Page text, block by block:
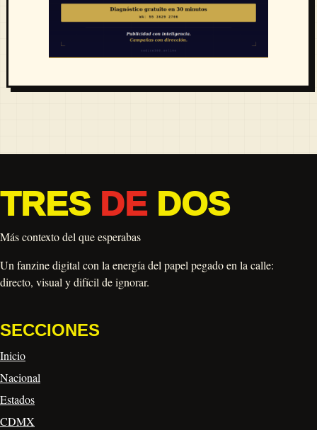
TRES DEDOS
Más contexto del que esperabas
Un fanzine digital con la energía del papel pegado en la calle:
directo, visual y difícil de ignorar.
SECCIONES
Inicio
Nacional
Estados
CDMX